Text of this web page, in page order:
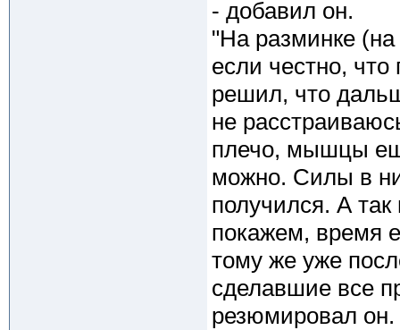
- добавил он.
"На разминке
если честно,
решил, что
не
плечо, мышцы
можно. Силы в
получился. А
покажем, время
тому же уже
сделавшие все
резюмировал он.